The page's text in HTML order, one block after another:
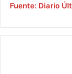
Fuente: Diario